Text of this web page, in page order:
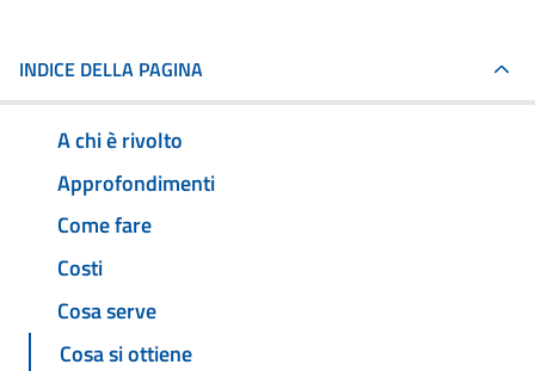
INDICE DELLA PAGINA
A chi è rivolto
Approfondimenti
Come fare
Costi
Cosa serve
Cosa si ottiene